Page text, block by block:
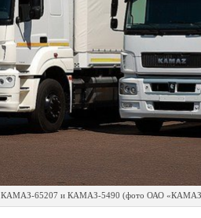
КАМАЗ-65207 и КАМАЗ-5490 (фото ОАО